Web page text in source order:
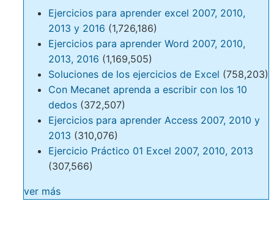
Ejercicios para aprender excel 2007, 2010,
2013 y 2016 (1,726,186)
Ejercicios para aprender Word 2007, 2010,
2013, 2016 (1,169,505)
Soluciones de los ejercicios de Excel (758,203)
Con Mecanet aprenda a escribir con los 10
dedos (372,507)
Ejercicios para aprender Access 2007, 2010 y
2013 (310,076)
Ejercicio Práctico 01 Excel 2007, 2010, 2013
(307,566)
ver más